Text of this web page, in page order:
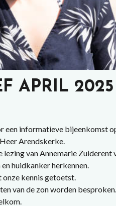
APRIL 2025
een informatieve bijeenkomst
Arendskerke.
van Annemarie Zuiderent
huidkanker herkennen.
kennis getoetst.
van de zon worden besproken.